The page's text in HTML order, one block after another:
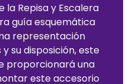
la Repisa y Escalera
guía esquemática
representación
su disposición, este
proporcionará una
este accesorio